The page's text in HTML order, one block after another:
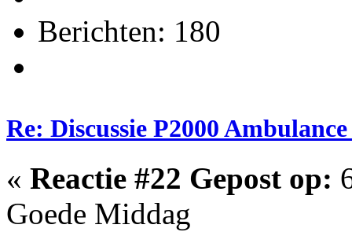
Berichten: 180
Re: Discussie P2000
« Reactie #22 Gepost op:
Goede Middag